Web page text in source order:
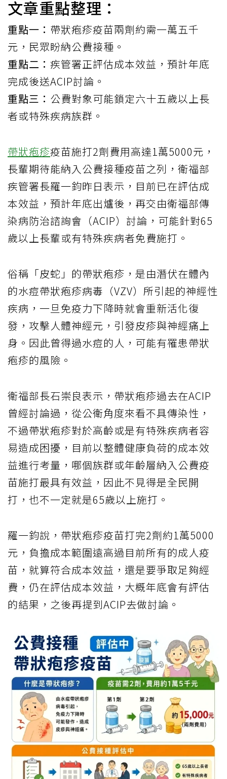
文章重點整理：
重點一： 帶狀疱疹疫苗兩劑約需一萬五千
元，民眾盼納公費接種。
重點二： 疾管署正評估成本效益，預計年底
完成後送ACIP討論。
重點三： 公費對象可能鎖定六十五歲以上長
者或特殊疾病族群。
帶狀疱疹疫苗施打2劑費用高達1萬5000元，
長輩期待能納入公費接種疫苗之列，衛福部
疾管署長羅一鈞昨日表示，目前已在評估成
本效益，預計年底出爐後，再交由衛福部傳
染病防治諮詢會（ACIP）討論，可能針對65
歲以上長輩或有特殊疾病者免費施打。
俗稱「皮蛇」的帶狀疱疹，是由潛伏在體內
的水痘帶狀疱疹病毒（VZV）所引起的神經性
疾病，一旦免疫力下降時就會重新活化復
發，攻擊人體神經元，引發皮疹與神經痛上
身。因此曾得過水痘的人，可能有罹患帶狀
疱疹的風險。
衛福部長石崇良表示，帶狀疱疹過去在ACIP
曾經討論過，從公衛角度來看不具傳染性，
不過帶狀疱疹對於高齡或是有特殊疾病者容
易造成困擾，目前以整體健康負荷的成本效
益進行考量，哪個族群或年齡層納入公費疫
苗施打最具有效益，因此不見得是全民開
打，也不一定就是65歲以上施打。
羅一鈞說，帶狀疱疹疫苗打完2劑約1萬5000
元，負擔成本範圍遠高過目前所有的成人疫
苗，就算符合成本效益，還是要爭取足夠經
費，仍在評估成本效益，大概年底會有評估
的結果，之後再提到ACIP去做討論。